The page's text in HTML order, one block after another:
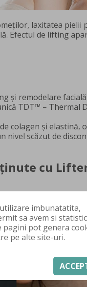
imbunatatita,
sa avem si
pagini pot genera
pe alte site-uri.
laxitatea pielii
Efectul de lifting
și remodelare
TDT™ – Thermal
colagen și elastină,
nivel scăzut de
cu
10 mm și 13 mm),
mandibular.